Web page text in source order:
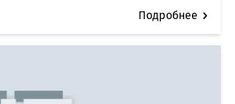
Подробнее